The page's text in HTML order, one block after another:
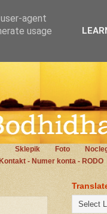
Sklepik Foto
Kontakt - Numer konta - RODO
agent
usage